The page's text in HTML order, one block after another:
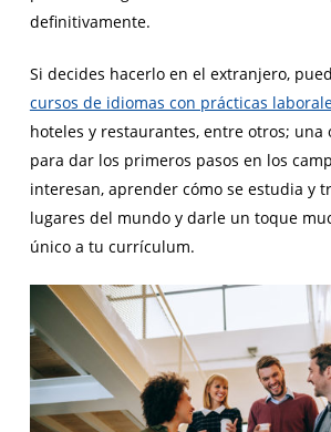
definitivamente.
Si decides hacerlo en el extranjero,
cursos de idiomas con prácticas
hoteles y restaurantes, entre otros;
para dar los primeros pasos en los
interesan, aprender cómo se estudia y
lugares del mundo y darle un toque
único a tu currículum.